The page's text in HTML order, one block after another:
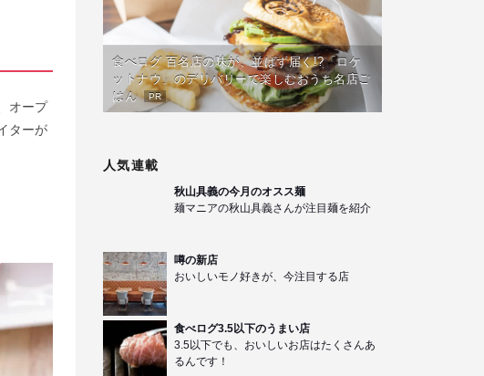
オープ
ターが
食べログ 百名店の味が、並ばず届く!?「ロケ
ットナウ」のデリバリーで楽しむおうち名店ご
はん
PR
人気連載
秋山具義の今月のオスス麺
麺マニアの秋山具義さんが注目麺を紹介
噂の新店
おいしいモノ好きが、今注目する店
食べログ3.5以下のうまい店
3.5以下でも、おいしいお店はたくさんあ
るんです！